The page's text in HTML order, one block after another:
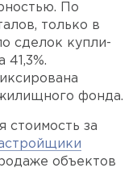
По
только в
сделок купли-
фонда.
стоимость за
объектов